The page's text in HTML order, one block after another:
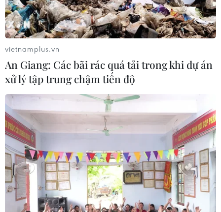
66 đoàn võ thuật lần đầu tiên
hội tụ tại Festival Võ thuật quốc tế Hà
Nội 2026
08/08/2026 02:26
Khai mạc Lễ hội Việt Nam - Hàn
Quốc 2026 rực rỡ sắc màu văn hóa
07/08/2026 15:03
Nhịp điệu Samulnori vang
dội, Áo dài - Hanbok 'khoe sắc' bên
sông Hàn
07/08/2026 04:39
vietnamplus.vn
An Giang: Các bãi rác quá tải trong khi dự án
xử lý tập trung chậm tiến độ